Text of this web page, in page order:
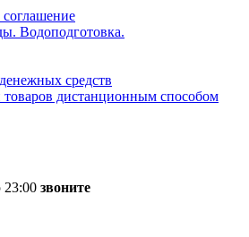
соглашение
Водоподготовка.
средств
дистанционным способом
23:00 звоните